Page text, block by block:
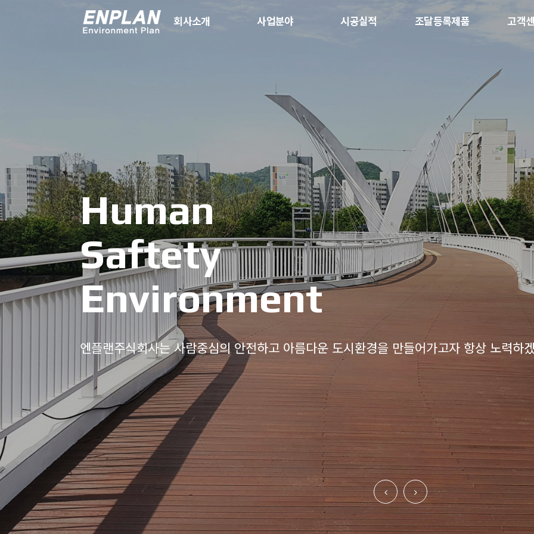
회사소개 사업분야 시공실적 조달등록제품 고객
Human
Saftety
Environment
엔플랜주식회사는 사람중심의 안전하고 아름다운 도시환경을 만들어가고자 항상 노력하